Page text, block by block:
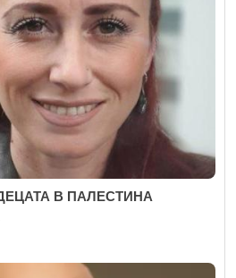
В ПАЛЕСТИНА